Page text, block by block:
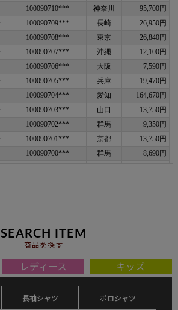
SEARCH ITEM
商品を探す
レディース キッズ
長袖シャツ
ポロシャツ